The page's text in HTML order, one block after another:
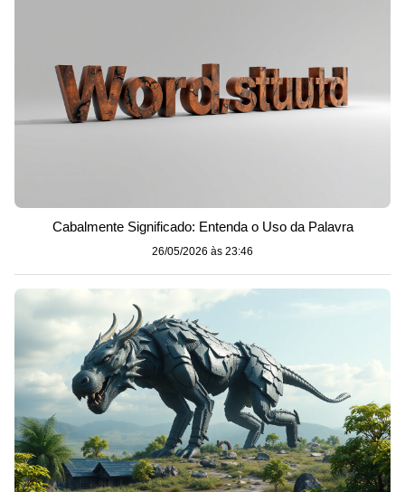
Cabalmente Significado: Entenda o Uso da Palavra
26/05/2026 às 23:46